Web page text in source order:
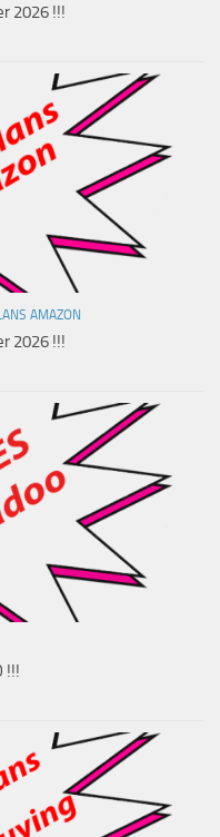
2026 !!!
AMAZON
2026 !!!
!!!